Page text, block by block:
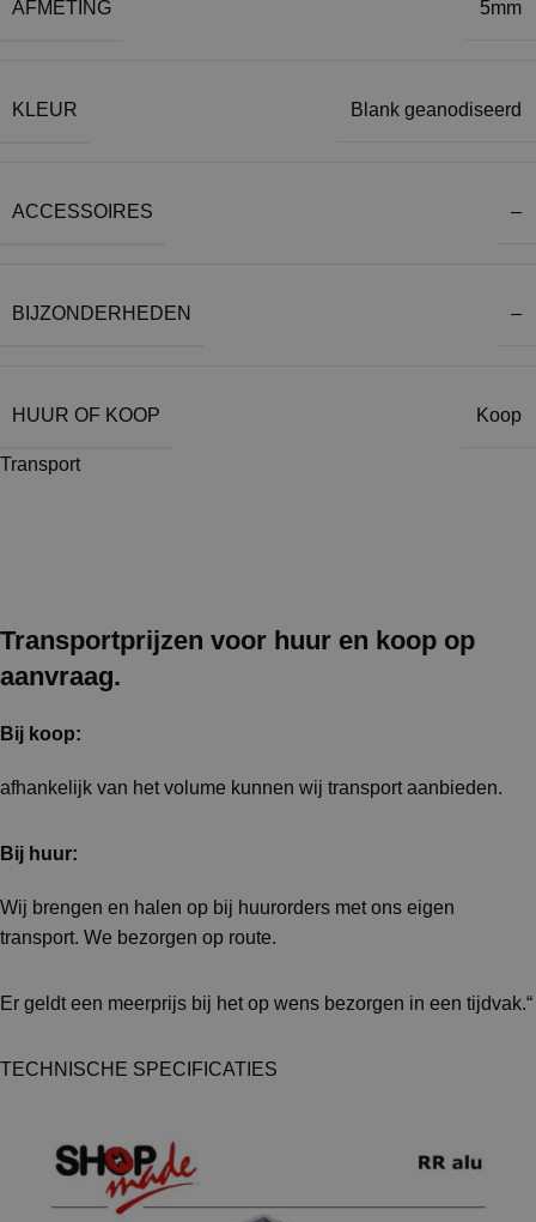
AFMETING 5mm
KLEUR Blank geanodiseerd
ACCESSOIRES –
BIJZONDERHEDEN –
HUUR OF KOOP Koop
Transport
Transportprijzen voor huur en koop op
aanvraag.
Bij koop:
afhankelijk van het volume kunnen wij transport aanbieden.
Bij huur:
Wij brengen en halen op bij huurorders met ons eigen
transport. We bezorgen op route.
Er geldt een meerprijs bij het op wens bezorgen in een tijdvak.“
TECHNISCHE SPECIFICATIES